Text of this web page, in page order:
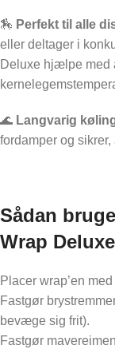
🏇 Perfekt til alle
eller deltager i
Deluxe hjælpe med
🌊 Langvarig
fordamper og
Sådan
Wrap Deluxe
Placer wrap’en
Fastgør
bevæge sig frit).
Fastgør